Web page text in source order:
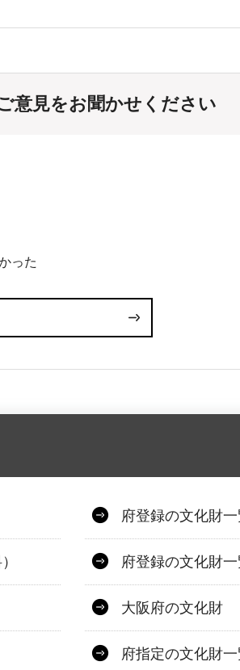
意見をお聞かせください
った
府登録の文化財
府登録の文化財一
大阪府の文化財
府指定の文化財一